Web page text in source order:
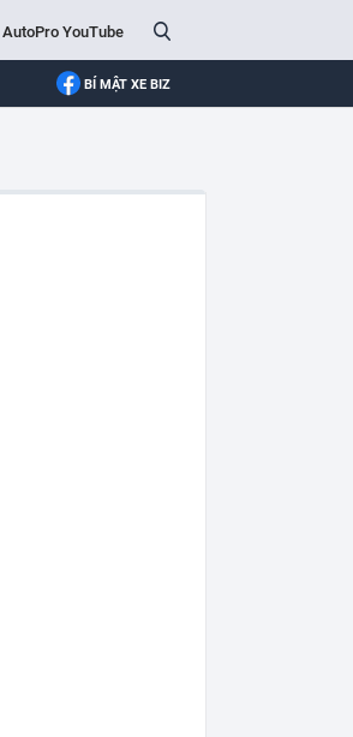
AutoPro YouTube
BÍ MẬT XE BIZ